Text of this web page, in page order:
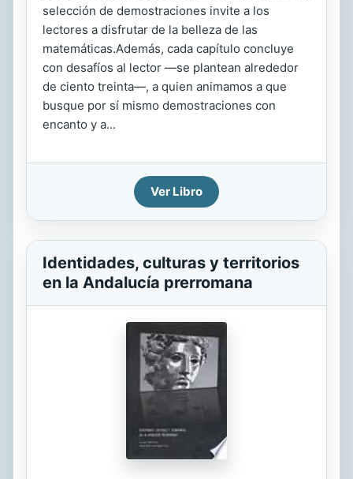
selección de demostraciones invite a los
lectores a disfrutar de la belleza de las
matemáticas.Además, cada capítulo concluye
con desafíos al lector —se plantean alrededor
de ciento treinta—, a quien animamos a que
busque por sí mismo demostraciones con
encanto y a...
Ver Libro
Identidades, culturas y territorios
en la Andalucía prerromana